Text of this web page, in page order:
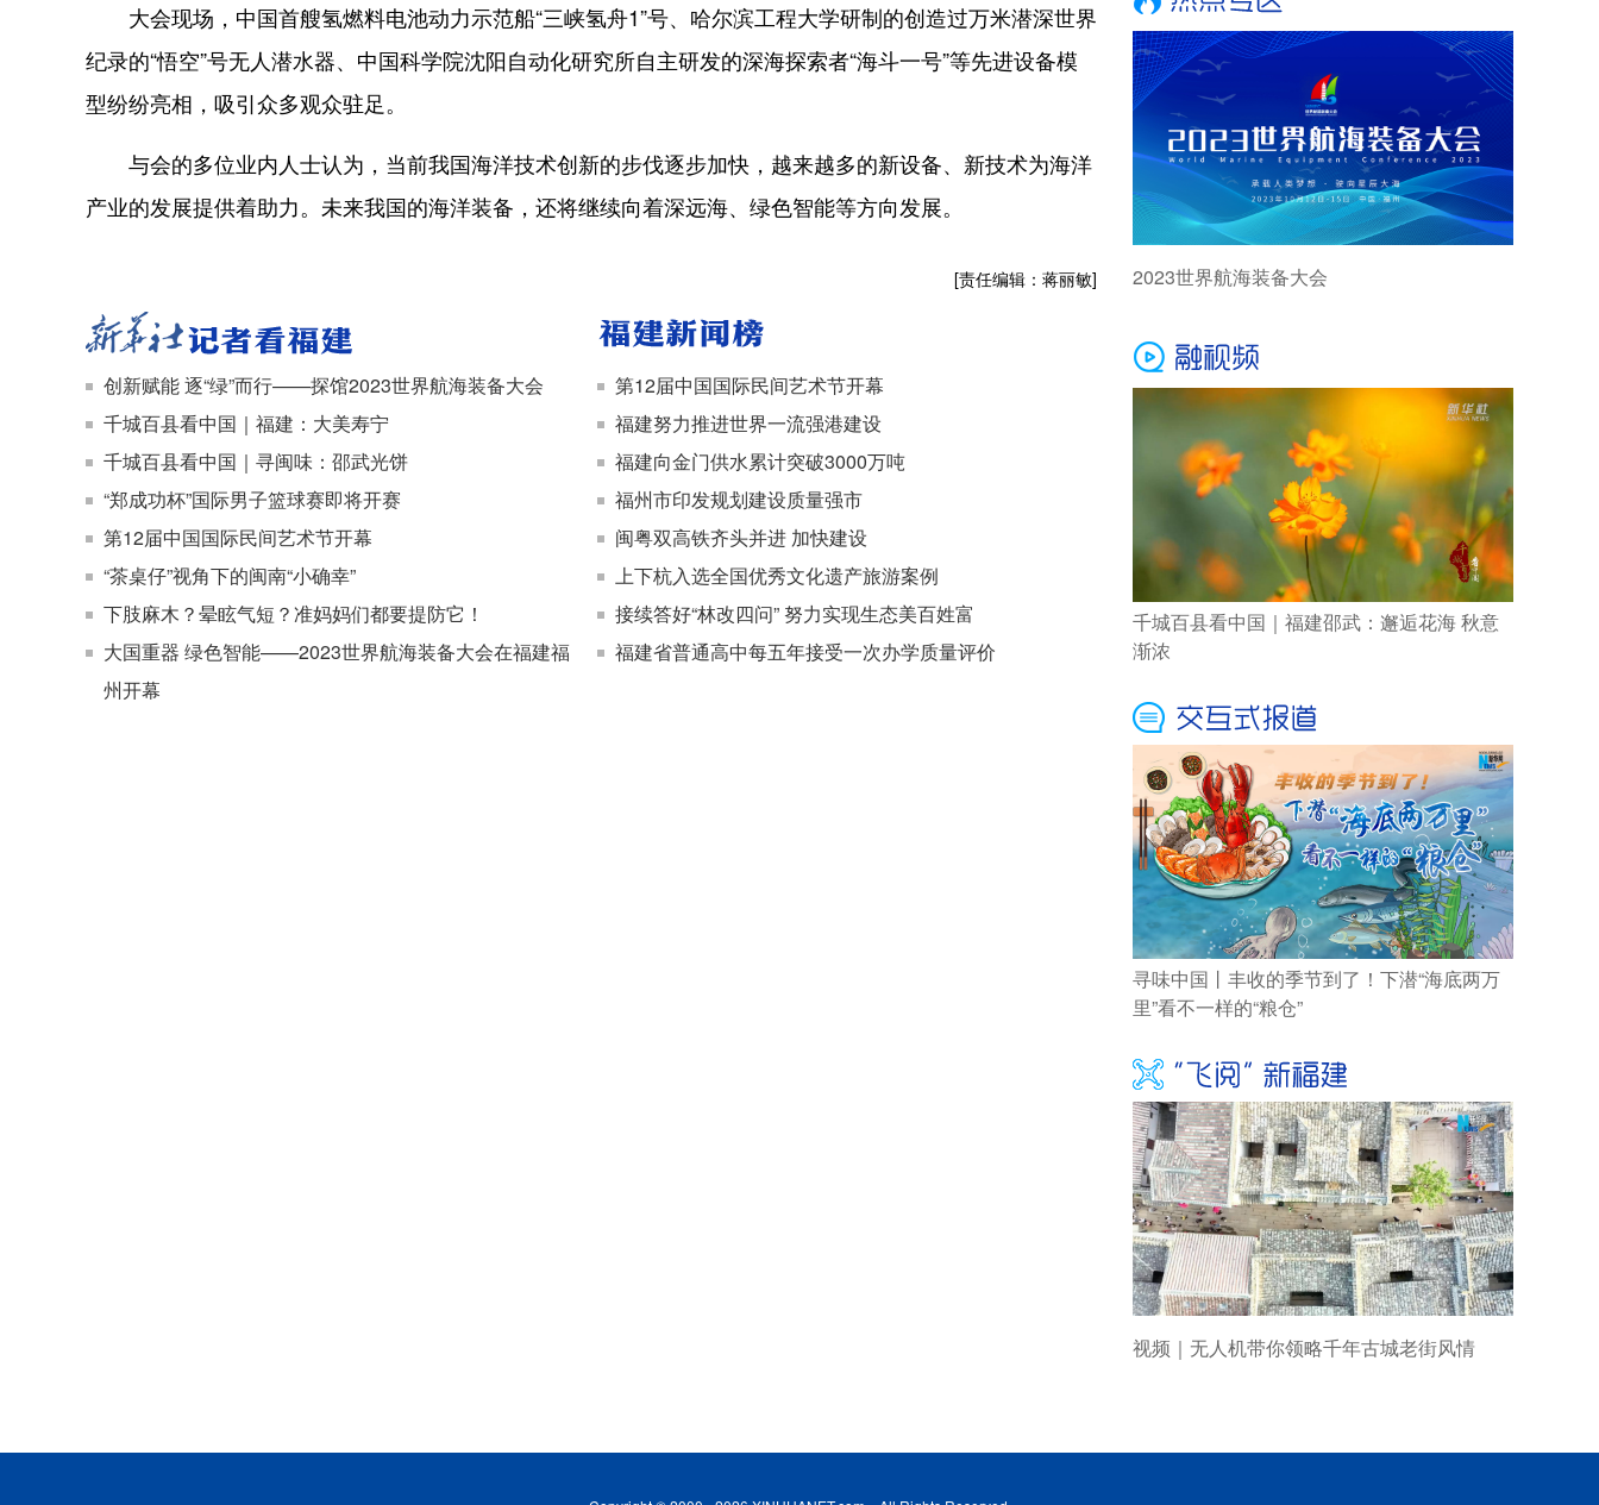
大会现场，中国首艘氢燃料电池动力示范船“三峡氢舟1”号、哈尔滨工程大学研制的创造过万米潜深世界
纪录的“悟空”号无人潜水器、中国科学院沈阳自动化研究所自主研发的深海探索者“海斗一号”等先进设备模
型纷纷亮相，吸引众多观众驻足。
与会的多位业内人士认为，当前我国海洋技术创新的步伐逐步加快，越来越多的新设备、新技术为海洋
产业的发展提供着助力。未来我国的海洋装备，还将继续向着深远海、绿色智能等方向发展。
[责任编辑：蒋丽敏]
创新赋能 逐“绿”而行——探馆2023世界航海装备大会
千城百县看中国｜福建：大美寿宁
千城百县看中国｜寻闽味：邵武光饼
“郑成功杯”国际男子篮球赛即将开赛
第12届中国国际民间艺术节开幕
“茶桌仔”视角下的闽南“小确幸”
下肢麻木？晕眩气短？准妈妈们都要提防它！
大国重器 绿色智能——2023世界航海装备大会在福建福
州开幕
第12届中国国际民间艺术节开幕
福建努力推进世界一流强港建设
福建向金门供水累计突破3000万吨
福州市印发规划建设质量强市
闽粤双高铁齐头并进 加快建设
上下杭入选全国优秀文化遗产旅游案例
接续答好“林改四问” 努力实现生态美百姓富
福建省普通高中每五年接受一次办学质量评价
2023世界航海装备大会
千城百县看中国｜福建邵武：邂逅花海 秋意
渐浓
寻味中国丨丰收的季节到了！下潜“海底两万
里”看不一样的“粮仓”
视频｜无人机带你领略千年古城老街风情